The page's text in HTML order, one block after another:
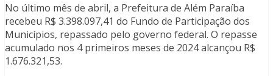
No último mês de abril, a Prefeitura de Além Paraíba
recebeu R$ 3.398.097,41 do Fundo de Participação dos
Municípios, repassado pelo governo federal. O repasse
acumulado nos 4 primeiros meses de 2024 alcançou R$
1.676.321,53.